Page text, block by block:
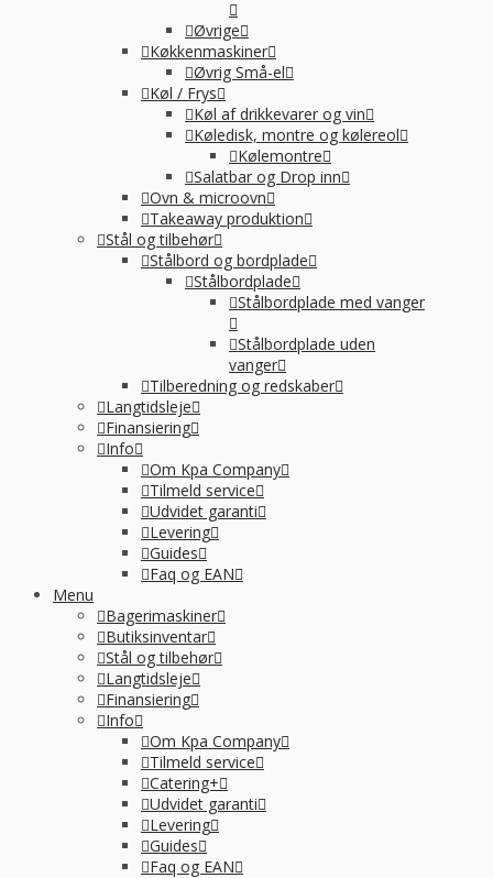
Øvrige
Køkkenmaskiner
Øvrig Små-el
Køl / Frys
Køl af drikkevarer og vin
Køledisk, montre og kølereol
Kølemontre
Salatbar og Drop inn
Ovn & microovn
Takeaway produktion
Stål og tilbehør
Stålbord og bordplade
Stålbordplade
Stålbordplade med vanger
Stålbordplade uden
vanger
Tilberedning og redskaber
Langtidsleje
Finansiering
Info
Om Kpa Company
Tilmeld service
Udvidet garanti
Levering
Guides
Faq og EAN
Menu
Bagerimaskiner
Butiksinventar
Stål og tilbehør
Langtidsleje
Finansiering
Info
Om Kpa Company
Tilmeld service
Catering+
Udvidet garanti
Levering
Guides
Faq og EAN